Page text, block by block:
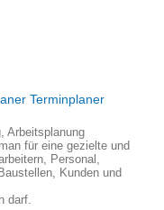
Terminplaner
Arbeitsplanung
für eine gezielte und
Personal,
Kunden und
darf.